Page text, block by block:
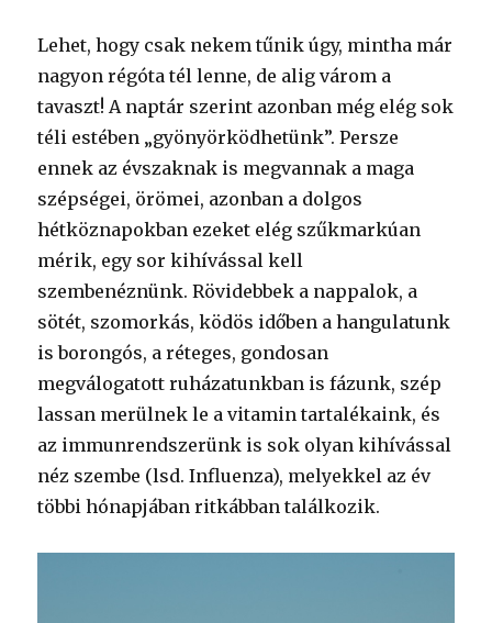
Lehet, hogy csak nekem tűnik úgy, mintha már
nagyon régóta tél lenne, de alig várom a
tavaszt! A naptár szerint azonban még elég sok
téli estében „gyönyörködhetünk”. Persze
ennek az évszaknak is megvannak a maga
szépségei, örömei, azonban a dolgos
hétköznapokban ezeket elég szűkmarkúan
mérik, egy sor kihívással kell
szembenéznünk. Rövidebbek a nappalok, a
sötét, szomorkás, ködös időben a hangulatunk
is borongós, a réteges, gondosan
megválogatott ruházatunkban is fázunk, szép
lassan merülnek le a vitamin tartalékaink, és
az immunrendszerünk is sok olyan kihívással
néz szembe (lsd. Influenza), melyekkel az év
többi hónapjában ritkábban találkozik.